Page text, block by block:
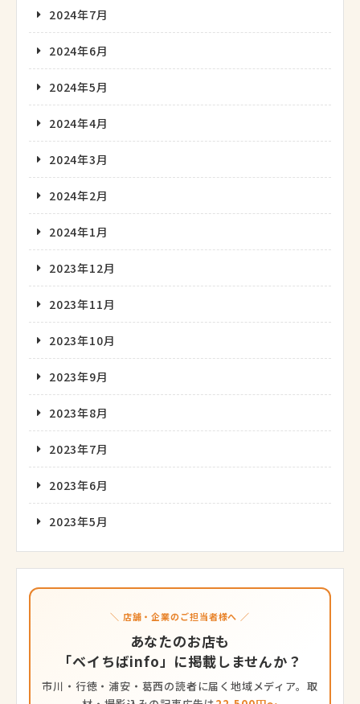
2024年7月
2024年6月
2024年5月
2024年4月
2024年3月
2024年2月
2024年1月
2023年12月
2023年11月
2023年10月
2023年9月
2023年8月
2023年7月
2023年6月
2023年5月
＼ 店舗・企業のご担当者様へ ／
あなたのお店も
「ベイちばinfo」に掲載しませんか？
市川・行徳・浦安・葛西の読者に届く地域メディア。取